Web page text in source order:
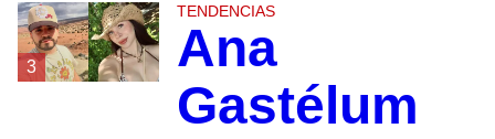
3
TENDENCIAS
Ana
Gastélum